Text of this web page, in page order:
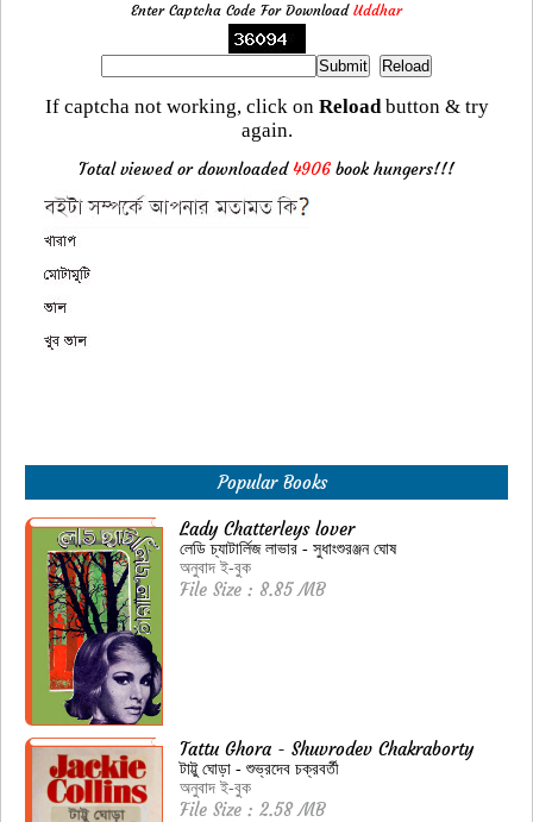
Enter Captcha Code For Download Uddhar
If captcha not working, click on Reloadbutton & try
again.
Total viewed or downloaded4906 book hungers!!!
Popular Books
Lady Chatterleys lover
লেডি চ্যাটার্লিজ লাভার - সুধাংশুরঞ্জন ঘোষ
অনুবাদ ই-বুক
File Size : 8.85 MB
Tattu Ghora - Shuvrodev Chakraborty
টাট্টু ঘোড়া - শুভ্রদেব চক্রবর্তী
অনুবাদ ই-বুক
File Size : 2.58 MB